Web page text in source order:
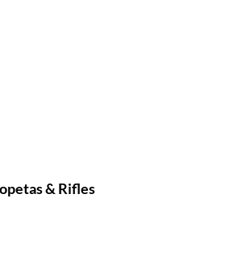
& Rifles